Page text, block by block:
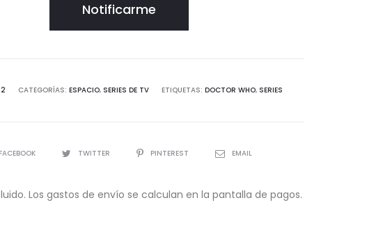
Notificarme
CATEGORÍAS: ESPACIO, SERIES DE TV ETIQUETAS: DOCTOR WHO, SERIES
FACEBOOK TWITTER PINTEREST EMAIL
Los gastos de envío se calculan en la pantalla de pagos.